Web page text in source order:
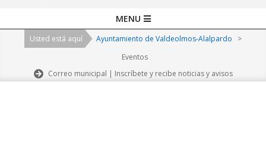
Navigation
MENU
Usted está aquí Ayuntamiento de Valdeolmos-Alalpardo
>
Eventos
Correo municipal | Inscríbete y recibe noticias y avisos